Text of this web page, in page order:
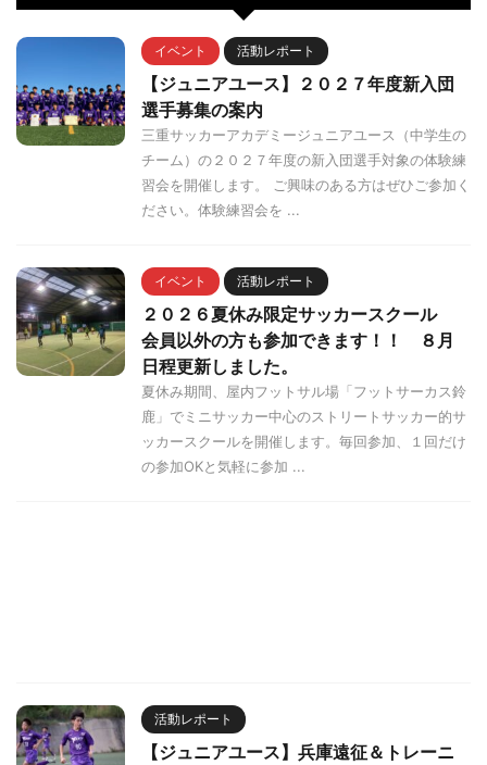
イベント 活動レポート
【ジュニアユース】２０２７年度新入団
選手募集の案内
三重サッカーアカデミージュニアユース（中学生の
チーム）の２０２７年度の新入団選手対象の体験練
習会を開催します。 ご興味のある方はぜひご参加く
ださい。体験練習会を ...
イベント 活動レポート
２０２６夏休み限定サッカースクール
会員以外の方も参加できます！！ ８月
日程更新しました。
夏休み期間、屋内フットサル場「フットサーカス鈴
鹿」でミニサッカー中心のストリートサッカー的サ
ッカースクールを開催します。毎回参加、１回だけ
の参加OKと気軽に参加 ...
活動レポート
【ジュニアユース】兵庫遠征＆トレーニ